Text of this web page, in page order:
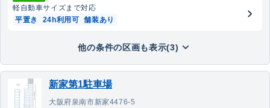
軽自動車サイズまで対応
平置き
24h利用可 舗装あり
他の条件の区画も表示(3)
新家第1駐車場
大阪府泉南市新家4476-5